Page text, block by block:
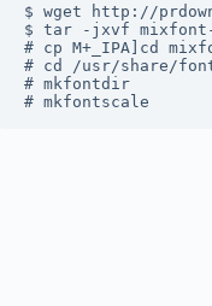
$ wget http://
$ tar -jxvf mixfont-
# cp M+_IPA]cd
# cd /usr/share/
# mkfontdir
# mkfontscale